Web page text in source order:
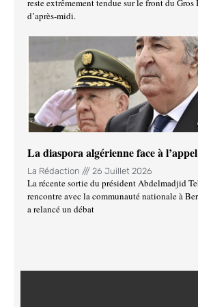
reste extrêmement tendue sur le front du
d’après-midi.
La diaspora algérienne face à
La Rédaction 26 Juillet 2026
La récente sortie du président Abdelmadjid
rencontre avec la communauté nationale à
a relancé un débat